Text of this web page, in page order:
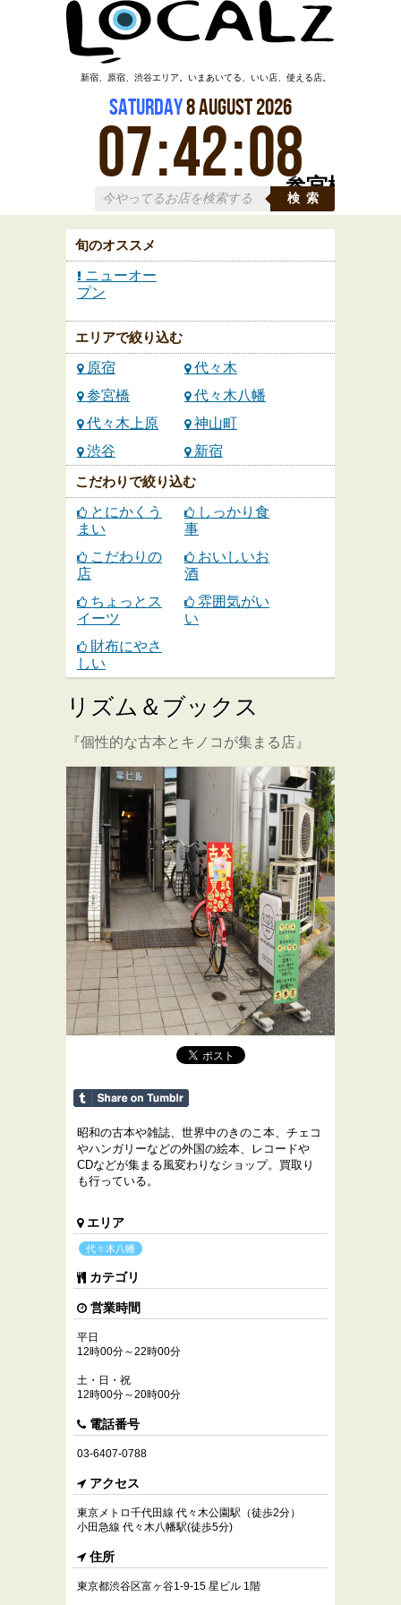
参宮橋
新宿、原宿、渋谷エリア。いまあいてる、いい店、使える店。
Saturday8August2026
07:42:08
検索
旬のオススメ
ニューオー
プン
エリアで絞り込む
原宿
代々木
参宮橋
代々木八幡
代々木上原
神山町
渋谷
新宿
こだわりで絞り込む
とにかくう
まい
しっかり食
事
こだわりの
店
おいしいお
酒
ちょっとス
イーツ
雰囲気がい
い
財布にやさ
しい
リズム＆ブックス
『個性的な古本とキノコが集まる店』
昭和の古本や雑誌、世界中のきのこ本、チェコ
やハンガリーなどの外国の絵本、レコードや
CDなどが集まる風変わりなショップ。買取り
も行っている。
エリア
代々木八幡
カテゴリ
営業時間
平日
12時00分～22時00分
土・日・祝
12時00分～20時00分
電話番号
03-6407-0788
アクセス
東京メトロ千代田線 代々木公園駅（徒歩2分）
小田急線 代々木八幡駅(徒歩5分)
住所
東京都渋谷区富ヶ谷1-9-15 星ビル 1階